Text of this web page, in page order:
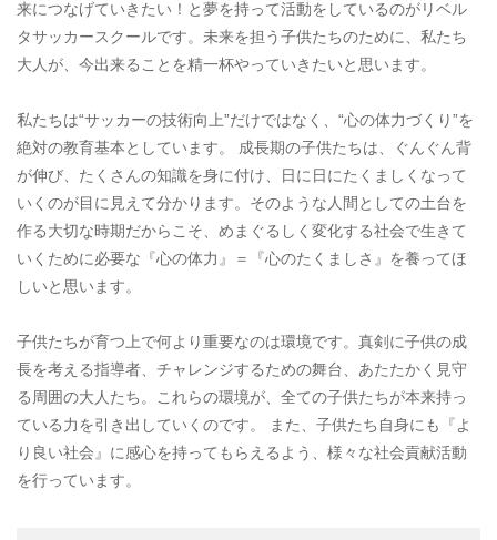
来につなげていきたい！と夢を持って活動をしているのがリベル
タサッカースクールです。未来を担う子供たちのために、私たち
大人が、今出来ることを精一杯やっていきたいと思います。
私たちは“サッカーの技術向上”だけではなく、“心の体力づくり”を
絶対の教育基本としています。 成長期の子供たちは、ぐんぐん背
が伸び、たくさんの知識を身に付け、日に日にたくましくなって
いくのが目に見えて分かります。そのような人間としての土台を
作る大切な時期だからこそ、めまぐるしく変化する社会で生きて
いくために必要な『心の体力』＝『心のたくましさ』を養ってほ
しいと思います。
子供たちが育つ上で何より重要なのは環境です。真剣に子供の成
長を考える指導者、チャレンジするための舞台、あたたかく見守
る周囲の大人たち。これらの環境が、全ての子供たちが本来持っ
ている力を引き出していくのです。 また、子供たち自身にも『よ
り良い社会』に感心を持ってもらえるよう、様々な社会貢献活動
を行っています。